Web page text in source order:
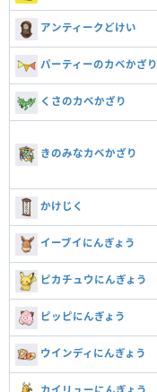
アンティークどけい
パーティーのカベかざり
くさのカベかざり
きのみなカベかざり
かけじく
イーブイにんぎょう
ピカチュウにんぎょう
ピッピにんぎょう
ウインディにんぎょう